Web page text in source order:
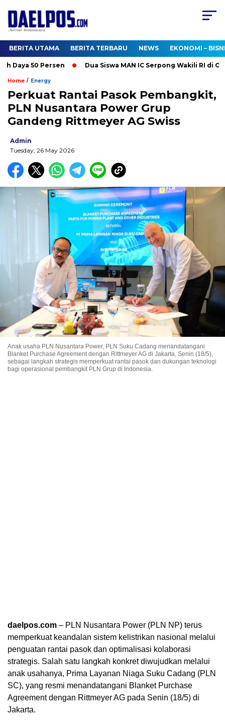
BERITA UTAMA BERITA TERBARU NEWS EKONOMI –
50 Persen Dua Siswa MAN IC Serpong Wakili RI di
Home / Energy
Perkuat Rantai Pasok Pembangkit,
PLN Nusantara Power Grup
Gandeng Rittmeyer AG Swiss
Admin
Tuesday, 26 May 2026
Anak usaha PLN Nusantara Power, PLN Suku Cadang menandatangani
Blanket Purchase Agreement dengan Rittmeyer AG di Jakarta, Senin (18/5),
sebagai langkah strategis memperkuat rantai pasok dan dukungan teknologi
bagi operasional pembangkit PLN Grup di Indonesia.
daelpos.com – PLN Nusantara Power (PLN NP) terus
memperkuat keandalan sistem kelistrikan nasional melalui
penguatan rantai pasok dan optimalisasi kolaborasi
strategis. Salah satu langkah konkret diwujudkan melalui
anak usahanya, Prima Layanan Niaga Suku Cadang (PLN
SC), yang resmi menandatangani Blanket Purchase
Agreement dengan Rittmeyer AG pada Senin (18/5) di
Jakarta.